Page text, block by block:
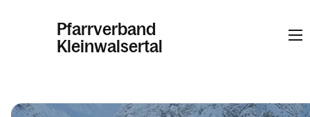
Pfarrverband
Kleinwalsertal